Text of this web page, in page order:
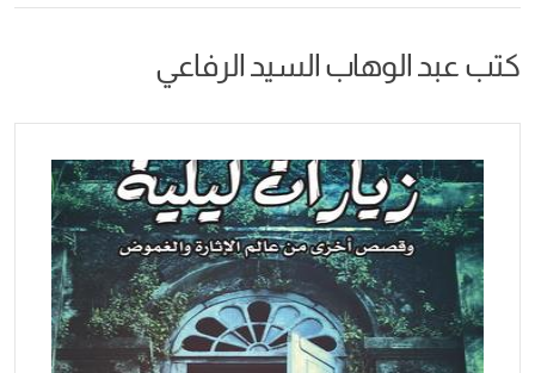
كتب عبد الوهاب السيد الرفاعي